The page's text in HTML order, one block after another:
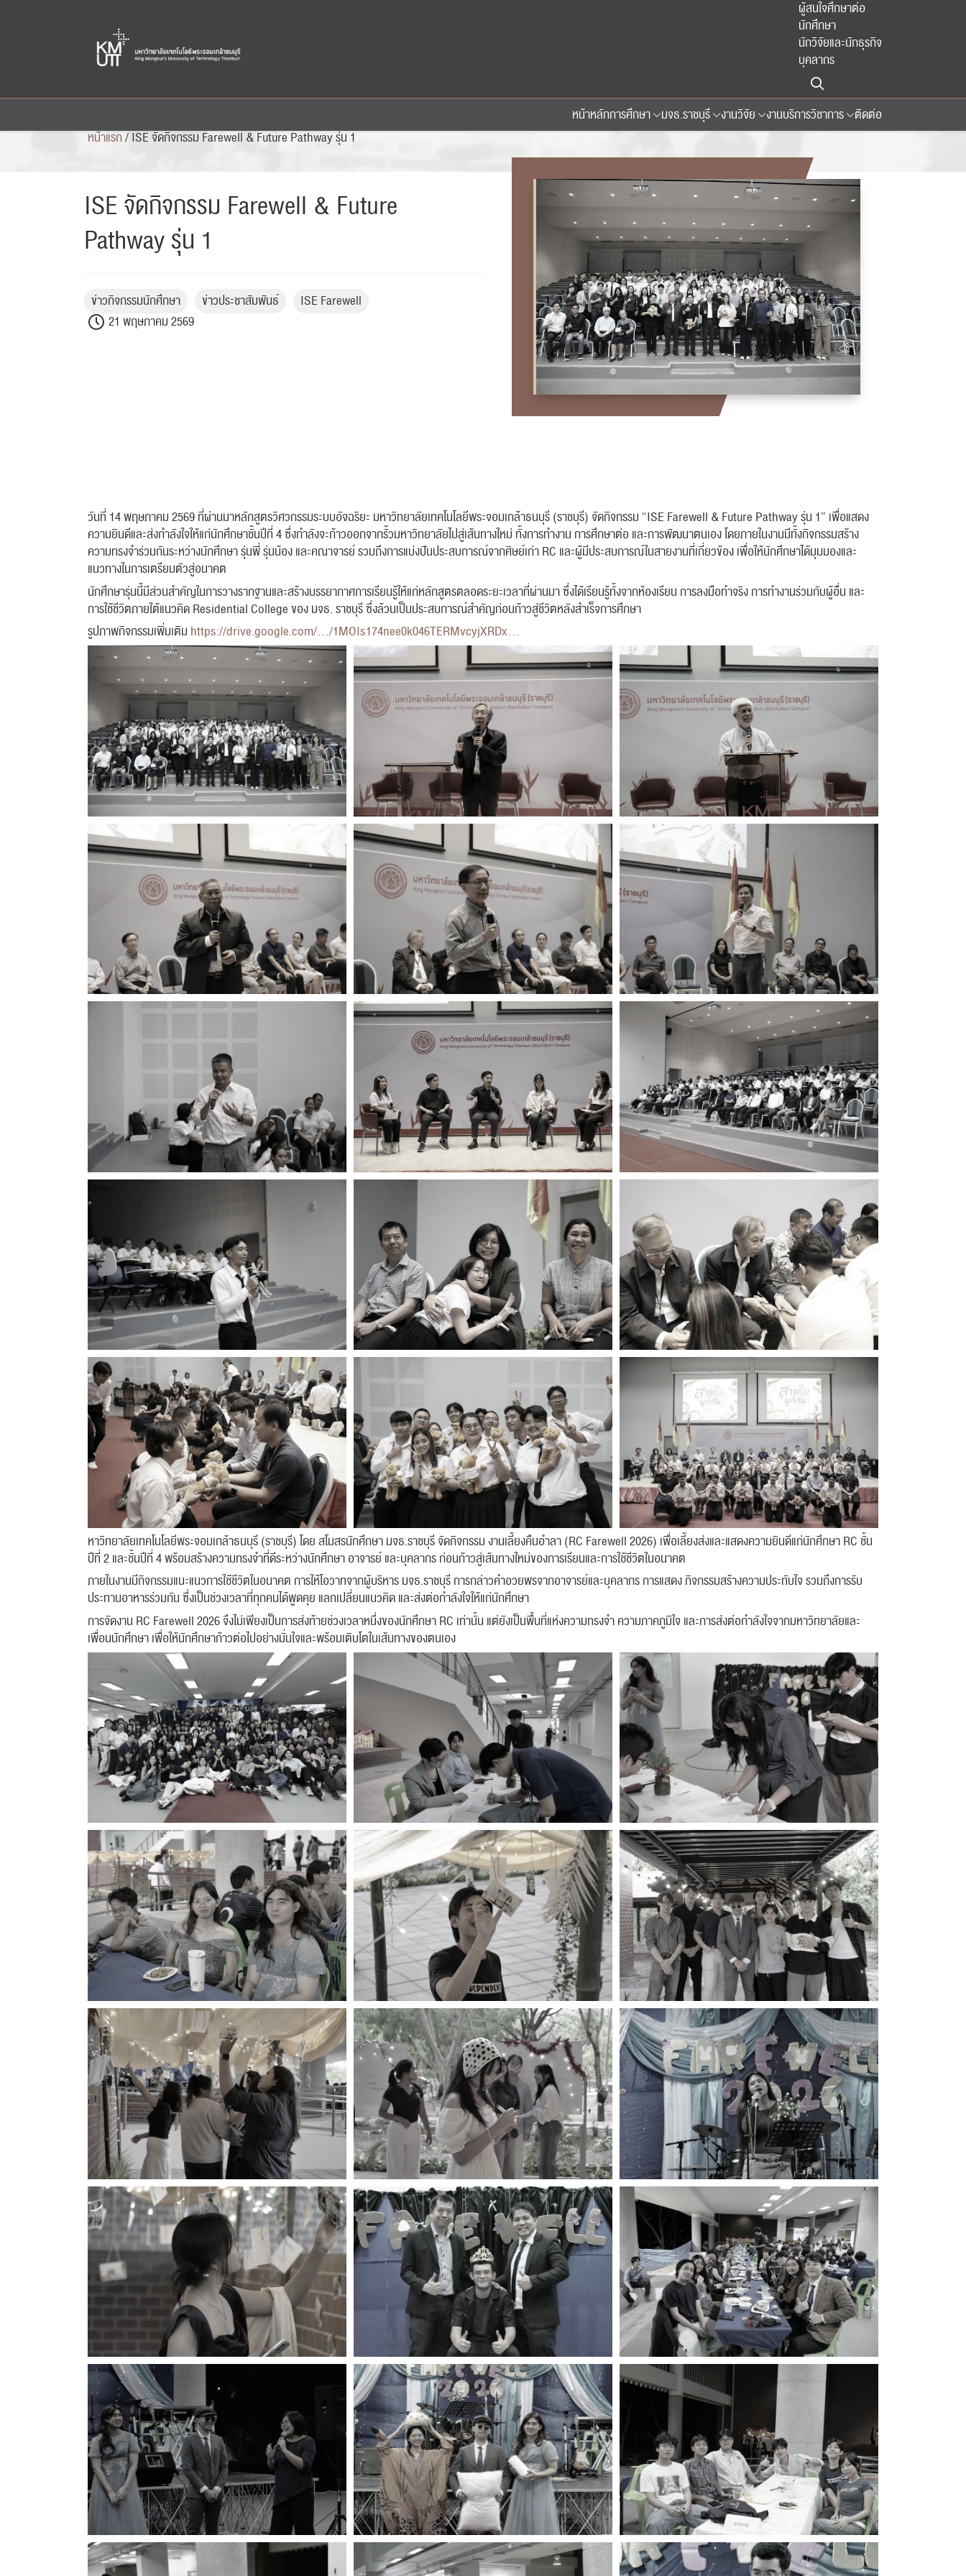
ผู้สนใจศึกษาต่อ
นักศึกษา
นักวิจัยและนักธุรกิจ
บุคลากร
หน้าหลักการศึกษา มจธ.ราชบุรี งานวิจัย งานบริการวิชาการ ติดต่อ
ค้นหา
สำหรับ:
หน้าแรก/ISE จัดกิจกรรม Farewell & Future Pathway รุ่น 1
ISE จัดกิจกรรม Farewell & Future
Pathway รุ่น 1
ข่าวกิจกรรมนักศึกษา ข่าวประชาสัมพันธ์
ISE Farewell
21 พฤษภาคม 2569
วันที่ 14 พฤษภาคม 2569 ที่ผ่านมาหลักสูตรวิศวกรรมระบบอัจฉริยะ มหาวิทยาลัยเทคโนโลยีพระจอมเกล้าธนบุรี (ราชบุรี) จัดกิจกรรม “ISE Farewell & Future Pathway รุ่น 1” เพื่อแสดง
ความยินดีและส่งกำลังใจให้แก่นักศึกษาชั้นปีที่ 4 ซึ่งกำลังจะก้าวออกจากรั้วมหาวิทยาลัยไปสู่เส้นทางใหม่ ทั้งการทำงาน การศึกษาต่อ และการพัฒนาตนเอง โดยภายในงานมีทั้งกิจกรรมสร้าง
ความทรงจำร่วมกันระหว่างนักศึกษา รุ่นพี่ รุ่นน้อง และคณาจารย์ รวมถึงการแบ่งปันประสบการณ์จากศิษย์เก่า RC และผู้มีประสบการณ์ในสายงานที่เกี่ยวข้อง เพื่อให้นักศึกษาได้มุมมองและ
แนวทางในการเตรียมตัวสู่อนาคต
นักศึกษารุ่นนี้มีส่วนสำคัญในการวางรากฐานและสร้างบรรยากาศการเรียนรู้ให้แก่หลักสูตรตลอดระยะเวลาที่ผ่านมา ซึ่งได้เรียนรู้ทั้งจากห้องเรียน การลงมือทำจริง การทำงานร่วมกับผู้อื่น และ
การใช้ชีวิตภายใต้แนวคิด Residential College ของ มจธ. ราชบุรี ซึ่งล้วนเป็นประสบการณ์สำคัญก่อนก้าวสู่ชีวิตหลังสำเร็จการศึกษา
รูปภาพกิจกรรมเพิ่มเติม https://drive.google.com/…/1MOIs174nee0k046TERMvcyjXRDx…
หาวิทยาลัยเทคโนโลยีพระจอมเกล้าธนบุรี (ราชบุรี) โดย สโมสรนักศึกษา มจธ.ราชบุรี จัดกิจกรรม งานเลี้ยงคืนอำลา (RC Farewell 2026) เพื่อเลี้ยงส่งและแสดงความยินดีแก่นักศึกษา RC ชั้น
ปีที่ 2 และชั้นปีที่ 4 พร้อมสร้างความทรงจำที่ดีระหว่างนักศึกษา อาจารย์ และบุคลากร ก่อนก้าวสู่เส้นทางใหม่ของการเรียนและการใช้ชีวิตในอนาคต
ภายในงานมีกิจกรรมแนะแนวการใช้ชีวิตในอนาคต การให้โอวาทจากผู้บริหาร มจธ.ราชบุรี การกล่าวคำอวยพรจากอาจารย์และบุคลากร การแสดง กิจกรรมสร้างความประทับใจ รวมถึงการรับ
ประทานอาหารร่วมกัน ซึ่งเป็นช่วงเวลาที่ทุกคนได้พูดคุย แลกเปลี่ยนแนวคิด และส่งต่อกำลังใจให้แก่นักศึกษา
การจัดงาน RC Farewell 2026 จึงไม่เพียงเป็นการส่งท้ายช่วงเวลาหนึ่งของนักศึกษา RC เท่านั้น แต่ยังเป็นพื้นที่แห่งความทรงจำ ความภาคภูมิใจ และการส่งต่อกำลังใจจากมหาวิทยาลัยและ
เพื่อนนักศึกษา เพื่อให้นักศึกษาก้าวต่อไปอย่างมั่นใจและพร้อมเติบโตในเส้นทางของตนเอง
RC Activity
ส่งข่าวประชาสัมพันธ์
ปฏิทิน
ส่งข่าวประชาสัมพันธ์
RC Activity